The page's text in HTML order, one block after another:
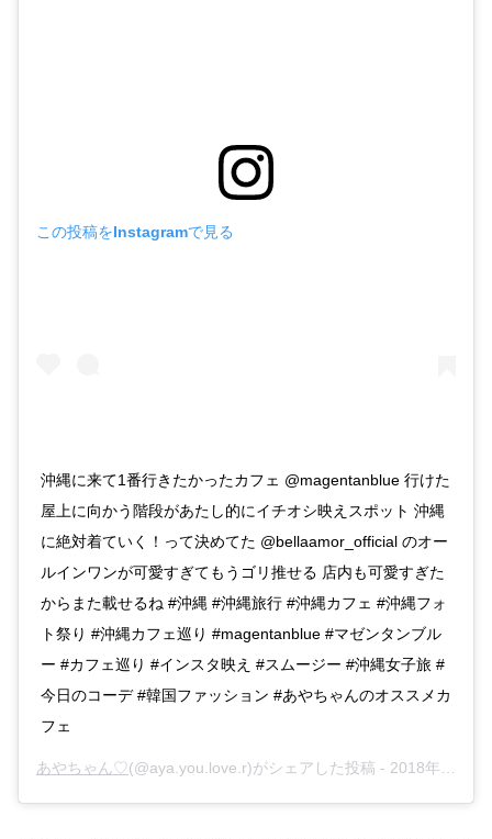
この投稿をInstagramで見る
沖縄に来て1番行きたかったカフェ @magentanblue 行けた
屋上に向かう階段があたし的にイチオシ映えスポット 沖縄
に絶対着ていく！って決めてた @bellaamor_official のオー
ルインワンが可愛すぎてもうゴリ推せる 店内も可愛すぎた
からまた載せるね #沖縄 #沖縄旅行 #沖縄カフェ #沖縄フォ
ト祭り #沖縄カフェ巡り #magentanblue #マゼンタンブル
ー #カフェ巡り #インスタ映え #スムージー #沖縄女子旅 #
今日のコーデ #韓国ファッション #あやちゃんのオススメカ
フェ
あやちゃん♡(@aya.you.love.r)がシェアした投稿 - 2018年11月月21日午前4時35分PST